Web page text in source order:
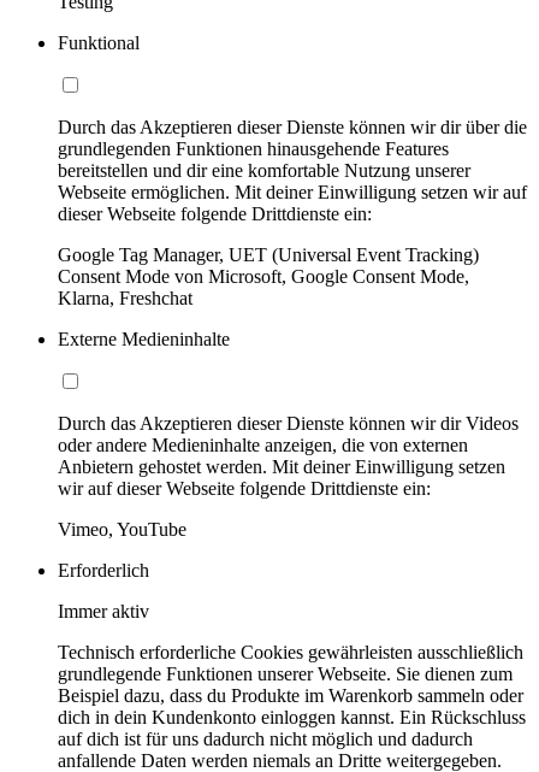
Funktional
Durch das Akzeptieren dieser Dienste können wir dir über die
grundlegenden Funktionen hinausgehende Features
bereitstellen und dir eine komfortable Nutzung unserer
Webseite ermöglichen. Mit deiner Einwilligung setzen wir auf
dieser Webseite folgende Drittdienste ein:
Google Tag Manager, UET (Universal Event Tracking)
Consent Mode von Microsoft, Google Consent Mode,
Klarna, Freshchat
Externe Medieninhalte
Durch das Akzeptieren dieser Dienste können wir dir Videos
oder andere Medieninhalte anzeigen, die von externen
Anbietern gehostet werden. Mit deiner Einwilligung setzen
wir auf dieser Webseite folgende Drittdienste ein:
Vimeo, YouTube
Erforderlich
Immer aktiv
Technisch erforderliche Cookies gewährleisten ausschließlich
grundlegende Funktionen unserer Webseite. Sie dienen zum
Beispiel dazu, dass du Produkte im Warenkorb sammeln oder
dich in dein Kundenkonto einloggen kannst. Ein Rückschluss
auf dich ist für uns dadurch nicht möglich und dadurch
anfallende Daten werden niemals an Dritte weitergegeben.